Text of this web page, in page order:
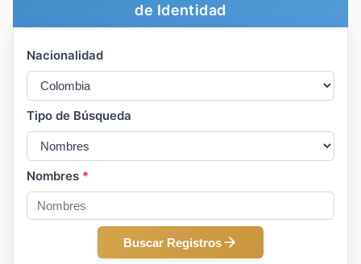
de Identidad
Nacionalidad
Tipo de Búsqueda
Nombres *
Buscar Registros